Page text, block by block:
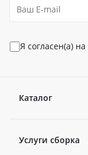
Я согласен(а) на
Каталог
Услуги сборка